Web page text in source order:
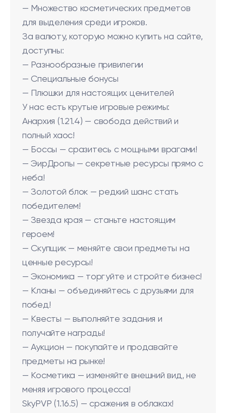
— Множество косметических предметов
для выделения среди игроков.
За валюту, которую можно купить на сайте,
доступны:
— Разнообразные привилегии
— Специальные бонусы
— Плюшки для настоящих ценителей
У нас есть крутые игровые режимы:
Анархия (1.21.4) — свобода действий и
полный хаос!
— Боссы — сразитесь с мощными врагами!
— ЭирДропы — секретные ресурсы прямо с
неба!
— Золотой блок — редкий шанс стать
победителем!
— Звезда края — станьте настоящим
героем!
— Скупщик — меняйте свои предметы на
ценные ресурсы!
— Экономика — торгуйте и стройте бизнес!
— Кланы — объединяйтесь с друзьями для
побед!
— Квесты — выполняйте задания и
получайте награды!
— Аукцион — покупайте и продавайте
предметы на рынке!
— Косметика — изменяйте внешний вид, не
меняя игрового процесса!
SkyPVP (1.16.5) — сражения в облаках!